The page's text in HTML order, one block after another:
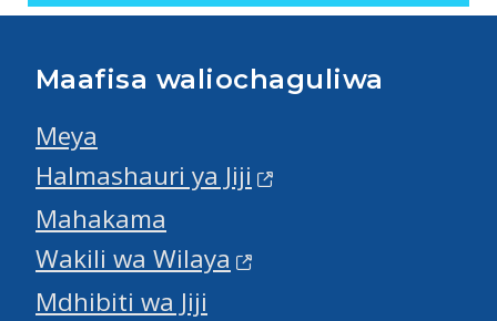
Maafisa waliochaguliwa
Meya
Halmashauri ya Jiji
Mahakama
Wakili wa Wilaya
Mdhibiti wa Jiji